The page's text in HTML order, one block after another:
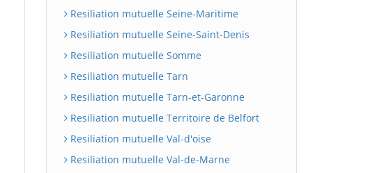
Resiliation mutuelle Seine-Maritime
Resiliation mutuelle Seine-Saint-Denis
Resiliation mutuelle Somme
Resiliation mutuelle Tarn
Resiliation mutuelle Tarn-et-Garonne
Resiliation mutuelle Territoire de Belfort
Resiliation mutuelle Val-d'oise
Resiliation mutuelle Val-de-Marne